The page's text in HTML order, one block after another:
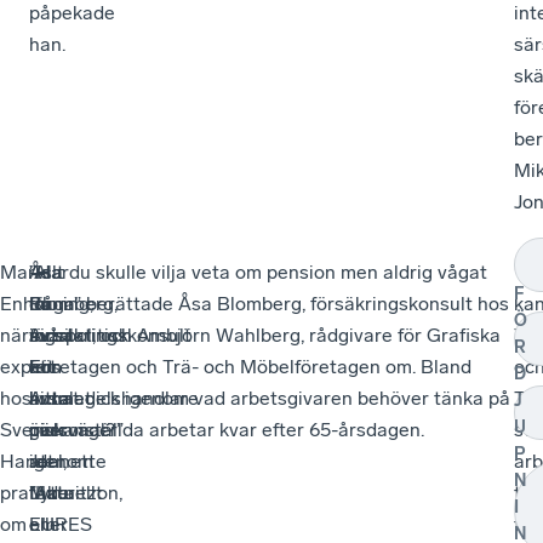
påpekade
han.
Marie
Enhörning,
näringspolitisk
expert
hos
Svensk
Handel,
pratade
om
–
En
av
fem
livsmedelshandlare
överväger
att
flytta
eller
Åsa
Blomberg,
försäkringskonsult
hos
Avtalat
gick
igenom
”Aktuellt
om
”Har
du
svårt
att
hitta
personal?”
Jeanette
Mauritzon,
EURES
”Allt du skulle vilja veta om pension men aldrig vågat
fråga” berättade Åsa Blomberg, försäkringskonsult hos
Avtalat, och Ambjörn Wahlberg, rådgivare för Grafiska
Företagen och Trä- och Möbelföretagen om. Bland
annat gick igenom vad arbetsgivaren behöver tänka på
när anställda arbetar kvar efter 65-årsdagen.
till
F
Ö
R
D
J
U
P
N
I
N